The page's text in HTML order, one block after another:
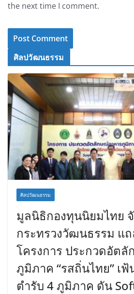
the next time I comment.
ศิลปวัฒนธรรม
ศิลปวัฒนธรรม
มูลนิธิกองทุนนิยมไทย
กระทรวงวัฒนธรรม แถ
โครงการ ประกวดอัต
ภูมิภาค “รสถิ่นไทย” เ
ตำรับ 4 ภูมิภาค ดัน